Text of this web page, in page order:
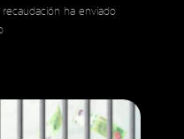
ha enviado